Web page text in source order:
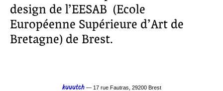
design de l’EESAB (Ecole
Européenne Supérieure d’Art de
Bretagne) de Brest.
kuuutch— 17 rue Fautras, 29200 Brest